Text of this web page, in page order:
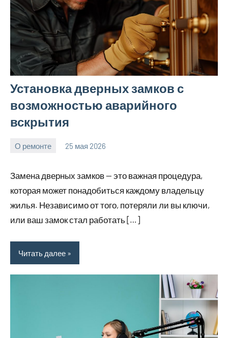
Установка дверных замков с
возможностью аварийного
вскрытия
О ремонте 25 мая 2026
Avtor
Нет
Замена дверных замков — это важная процедура,
которая может понадобиться каждому владельцу
жилья. Независимо от того, потеряли ли вы ключи,
или ваш замок стал работать […]
Читать далее